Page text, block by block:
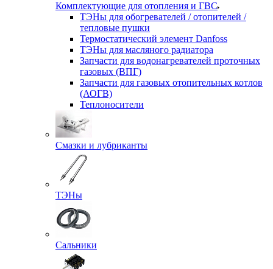
Комплектующие для отопления и ГВС
ТЭНы для обогревателей / отопителей /
тепловые пушки
Термостатический элемент Danfoss
ТЭНы для масляного радиатора
Запчасти для водонагревателей проточных
газовых (ВПГ)
Запчасти для газовых отопительных котлов
(АОГВ)
Теплоносители
Смазки и лубриканты
ТЭНы
Сальники